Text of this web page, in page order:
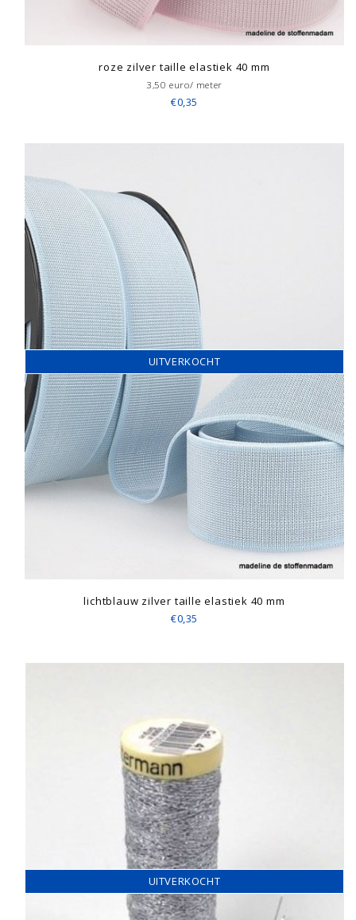
roze zilver taille elastiek 40 mm
3,50 euro/ meter
€0,35
UITVERKOCHT
lichtblauw zilver taille elastiek 40 mm
€0,35
UITVERKOCHT